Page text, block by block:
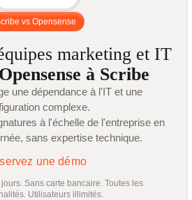
vs Opensense
marketing et IT
à Scribe
une dépendance à l'IT et une
complexe.
à l'échelle de l'entreprise en
sans expertise technique.
une démo
Sans carte bancaire. Toutes les
Utilisateurs illimités.